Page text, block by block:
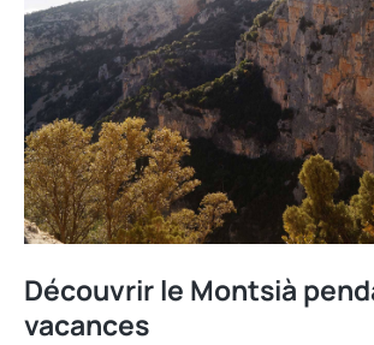
Découvrir le Montsià
vacances